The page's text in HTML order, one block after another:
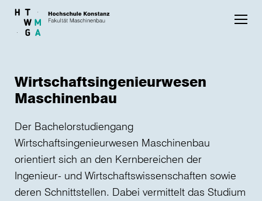
Skip to main content
Wirtschaftsingenieurwesen
Maschinenbau
Der Bachelorstudiengang
Wirtschaftsingenieurwesen Maschinenbau
orientiert sich an den Kernbereichen der
Ingenieur- und Wirtschaftswissenschaften sowie
deren Schnittstellen. Dabei vermittelt das Studium